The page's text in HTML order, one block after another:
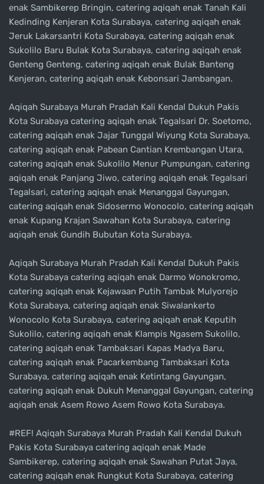
enak Sambikerep Bringin, catering aqiqah enak Tanah Kali
Kedinding Kenjeran Kota Surabaya, catering aqiqah enak
Jeruk Lakarsantri Kota Surabaya, catering aqiqah enak
Sukolilo Baru Bulak Kota Surabaya, catering aqiqah enak
Genteng Genteng, catering aqiqah enak Bulak Banteng
Kenjeran, catering aqiqah enak Kebonsari Jambangan.
Aqiqah Surabaya Murah Pradah Kali Kendal Dukuh Pakis
Kota Surabaya catering aqiqah enak Tegalsari Dr. Soetomo,
catering aqiqah enak Jajar Tunggal Wiyung Kota Surabaya,
catering aqiqah enak Pabean Cantian Krembangan Utara,
catering aqiqah enak Sukolilo Menur Pumpungan, catering
aqiqah enak Panjang Jiwo, catering aqiqah enak Tegalsari
Tegalsari, catering aqiqah enak Menanggal Gayungan,
catering aqiqah enak Sidosermo Wonocolo, catering aqiqah
enak Kupang Krajan Sawahan Kota Surabaya, catering
aqiqah enak Gundih Bubutan Kota Surabaya.
Aqiqah Surabaya Murah Pradah Kali Kendal Dukuh Pakis
Kota Surabaya catering aqiqah enak Darmo Wonokromo,
catering aqiqah enak Kejawaan Putih Tambak Mulyorejo
Kota Surabaya, catering aqiqah enak Siwalankerto
Wonocolo Kota Surabaya, catering aqiqah enak Keputih
Sukolilo, catering aqiqah enak Klampis Ngasem Sukolilo,
catering aqiqah enak Tambaksari Kapas Madya Baru,
catering aqiqah enak Pacarkembang Tambaksari Kota
Surabaya, catering aqiqah enak Ketintang Gayungan,
catering aqiqah enak Dukuh Menanggal Gayungan, catering
aqiqah enak Asem Rowo Asem Rowo Kota Surabaya.
#REF! Aqiqah Surabaya Murah Pradah Kali Kendal Dukuh
Pakis Kota Surabaya catering aqiqah enak Made
Sambikerep, catering aqiqah enak Sawahan Putat Jaya,
catering aqiqah enak Rungkut Kota Surabaya, catering